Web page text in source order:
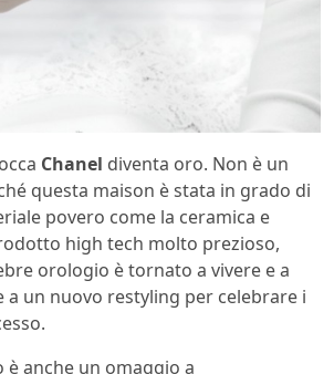
Chanel diventa oro. Non è un
questa maison è stata in grado di
povero come la ceramica e
high tech molto prezioso,
orologio è tornato a vivere e a
a un nuovo restyling per celebrare i
anche un omaggio a